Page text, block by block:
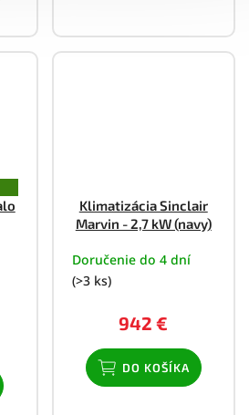
Klimatizácia Sinclair
Marvin - 2,7 kW (navy)
Doručenie do 4 dní
(>3 ks)
942 €
DO KOŠÍKA